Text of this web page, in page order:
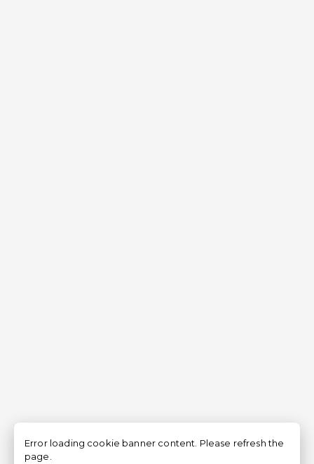
Error loading cookie banner content. Please refresh the
page.